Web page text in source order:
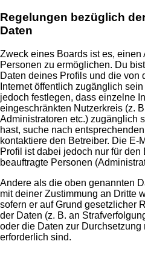
Regelungen bezüglich
Daten
Zweck eines Boards ist es, einen
Personen zu ermöglichen. Du
Daten deines Profils und die von
Internet öffentlich zugänglich
jedoch festlegen, dass einzelne
eingeschränkten Nutzerkreis (z.
Administratoren etc.) zugänglich
hast, suche nach
kontaktiere den Betreiber. Die E-
Profil ist dabei jedoch nur für den
beauftragte Personen
Andere als die oben genannten
mit deiner Zustimmung an Dritte
sofern er auf Grund gesetzlicher
der Daten (z. B. an
oder die Daten zur Durchsetzung
erforderlich sind.